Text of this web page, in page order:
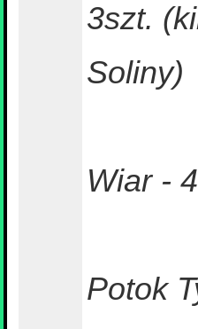
3szt.
Soliny)
Wiar -
Potok